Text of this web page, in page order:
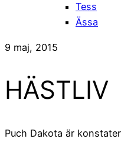
Tess
Ässa
9 maj, 2015
HÄSTLIV
Puch Dakota är